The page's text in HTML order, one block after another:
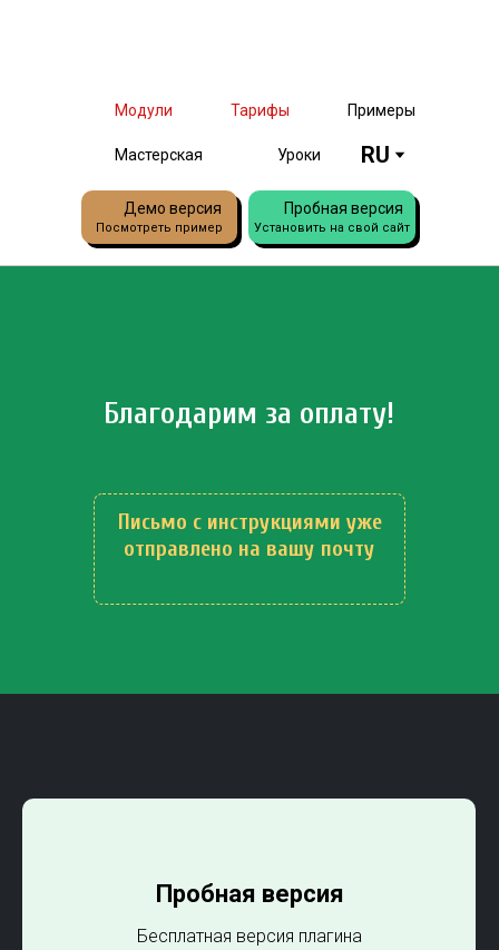
RU
Демо версия
Посмотреть пример
Пробная версия
Установить на свой сайт
Модули Тарифы Примеры
Мастерская Уроки
Благодарим за оплату!
Письмо с инструкциями уже
отправлено на вашу почту
Бесплатная версия плагина
Пробная версия